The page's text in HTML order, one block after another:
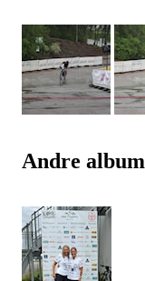
Andre album